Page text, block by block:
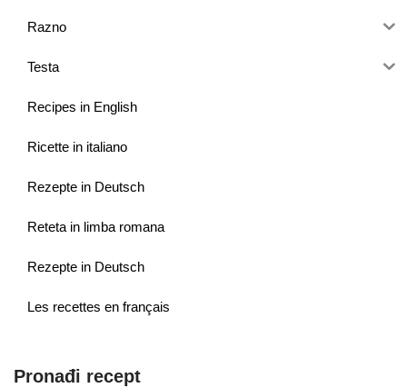
Razno
Testa
Recipes in English
Ricette in italiano
Rezepte in Deutsch
Reteta in limba romana
Rezepte in Deutsch
Les recettes en français
Pronađi recept